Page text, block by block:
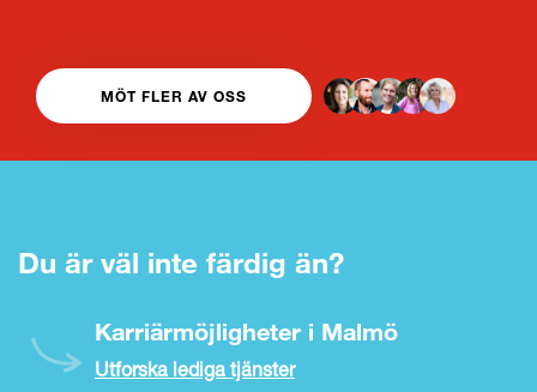
MÖT FLER AV OSS
Du är väl inte färdig än?
Karriärmöjligheter i Malmö
Utforska lediga tjänster